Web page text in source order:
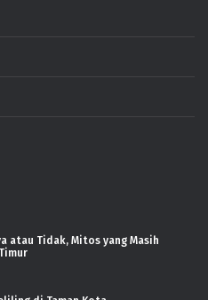
atau Tidak, Mitos yang Masih